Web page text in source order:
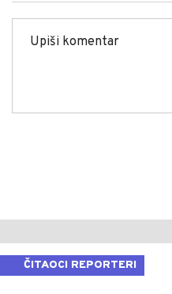
ČITAOCI REPORTERI